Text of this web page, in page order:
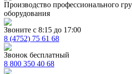
Производство профессионального
оборудования
Звоните с 8:15 до 17:00
8 (4752) 75 61 68
Звонок бесплатный
8 800 350 40 68